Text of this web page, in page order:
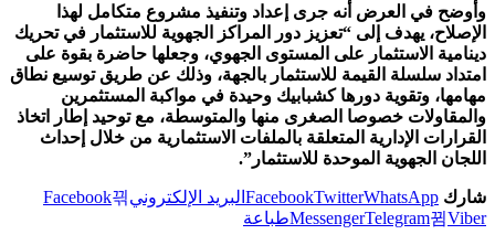
وأوضح في العرض أنه جرى إعداد وتنفيذ مشروع متكامل لهذا
الإصلاح، يهدف إلى “تعزيز دور المراكز الجهوية للاستثمار في تحريك
دينامية الاستثمار على المستوى الجهوي، وجعلها حاضرة بقوة على
امتداد سلسلة القيمة للاستثمار بالجهة، وذلك عن طريق توسيع نطاق
مهامها، وتقوية دورها كشبابيك وحيدة في مواكبة المستثمرين
والمقاولات خصوصا الصغرى منها والمتوسطة، مع توحيد إطار اتخاذ
القرارات الإدارية المتعلقة بالملفات الاستثمارية من خلال إحداث
اللجان الجهوية الموحدة للاستثمار”.
شارك FacebookTwitterWhatsApp البريد الإلكتروني
Facebook
MessengerTelegram Viber طباعة